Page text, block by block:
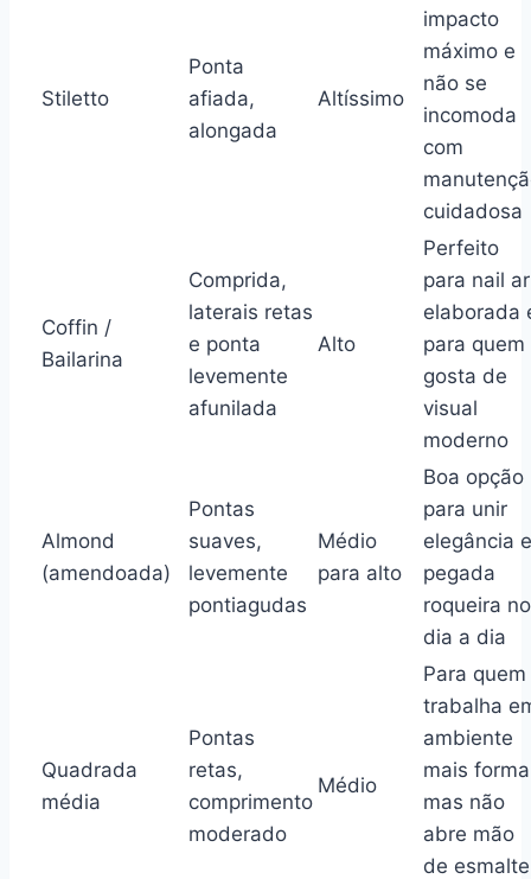
Stiletto
Ponta
afiada,
alongada
Altíssimo
impacto
máximo e
não se
incomoda
com
cuidadosa
Coffin /
Bailarina
Comprida,
laterais retas
e ponta
levemente
afunilada
Alto
Perfeito
para nail
elaborada
para quem
gosta de
visual
moderno
Almond
(amendoada)
Pontas
suaves,
levemente
pontiagudas
Médio
para alto
Boa opção
para unir
elegância e
pegada
roqueira no
dia a dia
Quadrada
média
Pontas
retas,
comprimento
moderado
Médio
Para quem
trabalha
ambiente
mais
mas não
abre mão
de esmalte